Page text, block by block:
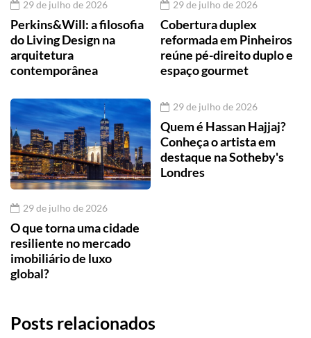
29 de julho de 2026
Perkins&Will: a filosofia
do Living Design na
arquitetura
contemporânea
29 de julho de 2026
Cobertura duplex
reformada em Pinheiros
reúne pé-direito duplo e
espaço gourmet
29 de julho de 2026
O que torna uma cidade
resiliente no mercado
imobiliário de luxo
global?
29 de julho de 2026
Quem é Hassan Hajjaj?
Conheça o artista em
destaque na Sotheby's
Londres
Posts relacionados